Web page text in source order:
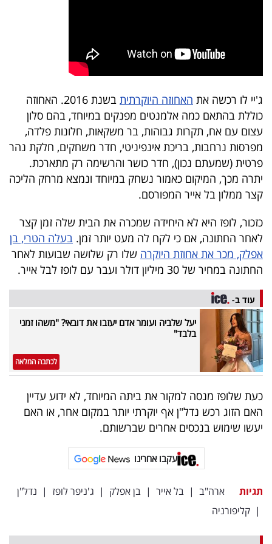
פעולה
דרושים
ניוזלטרים
אדום
פרסמו
באייס
עקבו
אחרינו:
ג'יי לו רכשה את האחוזה היוקרתית
בשנת 2016. האחוזה
כוללת בהתאם כמה אלמנטים מפנקים במיוחד, בהם סלון
עצום עם אח, תקרות גבוהות, בר משקאות, חלונות פלדה,
מפרסות נרחבות, בריכת אינפיניטי, חדר משחקים, חלקת נהר
פרטית (שמעתם נכון), חדר כושר והרשימה רק מתארכת.
יתרה מכך, המיקום כאמור נשחק במיוחד ונמצא מרחק הליכה
קצר ממלון בל אייר המפורסם.
כזכור, לופז היא לא היחידה שמכרה את הבית שלה זמן קצר
לאחר החתונה, אם כי לקח לה מעט יותר זמן. בעלה הטרי, בן
אפלק, מכר את אחוזת היוקרה שלו רק שלושה שבועות לאחר
החתונה במחיר של 30 מיליון דולר ועבר עם לופז לבל אייר.
עוד ב-
יעל שלביה ועומר אדם יעזבו את דובאי? "משהו זמני
בלבד"
לכתבה המלאה
כעת שלופז מנסה למקור את ביתה המיוחד, לא ידוע עדיין
האם הזוג רכש נדל"ן אף יוקרתי יותר במקום אחר, או האם
יעשו שימוש בנכסים אחרים שברשותם.
עקבו אחרינו
תגיות ארה"ב | בל אייר | בן אפלק | ג'ניפר לופז | נדל"ן
| קליפורניה